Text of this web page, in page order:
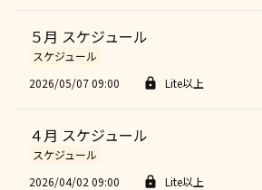
５月 スケジュール
スケジュール
2026/05/07 09:00
Lite以上
４月 スケジュール
スケジュール
2026/04/02 09:00
Lite以上